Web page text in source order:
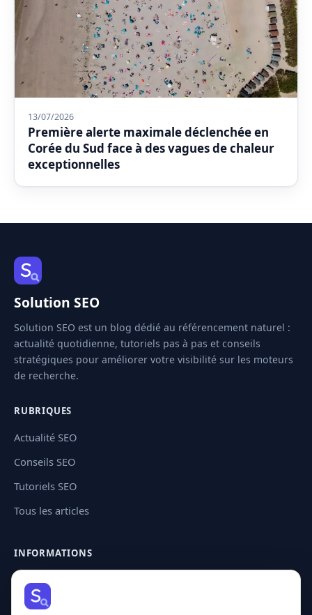
13/07/2026
Première alerte maximale déclenchée en
Corée du Sud face à des vagues de chaleur
exceptionnelles
Solution SEO
Solution SEO est un blog dédié au référencement naturel :
actualité quotidienne, tutoriels pas à pas et conseils
stratégiques pour améliorer votre visibilité sur les moteurs
de recherche.
RUBRIQUES
Actualité SEO
Conseils SEO
Tutoriels SEO
Tous les articles
INFORMATIONS
Contact
Plan de site